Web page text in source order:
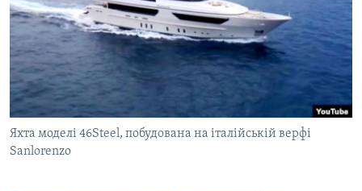
ВІДЕОУРОКИ «ELIFBE»
СВІДЧЕННЯ ОКУПАЦІЇ
УКРАЇНСЬКА ПРОБЛЕМА КРИМУ
ІНФОГРАФІКА
Русский
Qırımtatar
ДОЛУЧАЙСЯ!
Яхта моделі 46Steel, побудована на італійській верфі
Sanlorenzo